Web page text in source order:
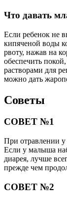
Что давать
Если ребенок не
кипяченой воды
рвоту, нажав на
обеспечить
растворами для
можно дать
Советы
СОВЕТ №1
При отравлении у
Если у малыша
диарея, лучше
прежде чем
СОВЕТ №2